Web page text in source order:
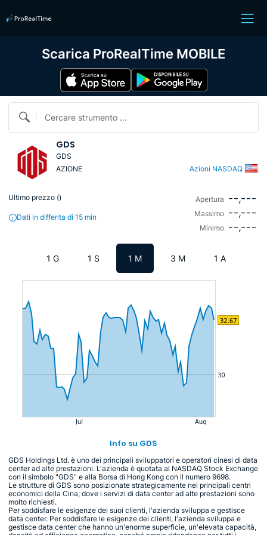
Cercare strumento ...
GDS
GDS
AZIONE
Azioni NASDAQ
Ultimo prezzo ()
Dati in differita di 15 min
Apertura --,---
Massimo --,---
Minimo --,---
1 G 1 S 1 M 3 M 1 A
Info su GDS
GDS Holdings Ltd. è uno dei principali sviluppatori e operatori cinesi di data
center ad alte prestazioni. L'azienda è quotata al NASDAQ Stock Exchange
con il simbolo "GDS" e alla Borsa di Hong Kong con il numero 9698.
Le strutture di GDS sono posizionate strategicamente nei principali centri
economici della Cina, dove i servizi di data center ad alte prestazioni sono
molto richiesti.
Per soddisfare le esigenze dei suoi clienti, l'azienda sviluppa e gestisce
data center. Per soddisfare le esigenze dei clienti, l'azienda sviluppa e
gestisce data center che hanno un'enorme superficie, un'elevata capacità,
Scarica ProRealTime MOBILE